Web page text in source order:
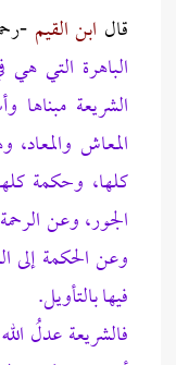
قال ابن القيم -
الباهرة التي
‌الشريعة مبناها
المعاش
كلها، وحكمة
الجور، وعن
وعن الحكمة
فيها بالتأويل.
‌فالشريعة عدلُ